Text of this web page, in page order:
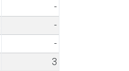
-
-
-
3